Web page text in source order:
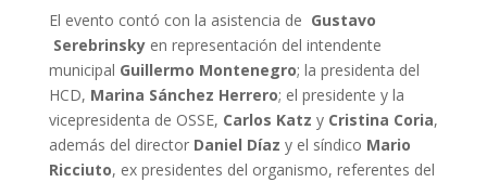
El evento contó con la asistencia de Gustavo
Serebrinsky en representación del intendente
municipal Guillermo Montenegro; la presidenta del
HCD, Marina Sánchez Herrero; el presidente y la
vicepresidenta de OSSE, Carlos Katz y Cristina Coria,
además del director Daniel Díaz y el síndico Mario
Ricciuto, ex presidentes del organismo, referentes del